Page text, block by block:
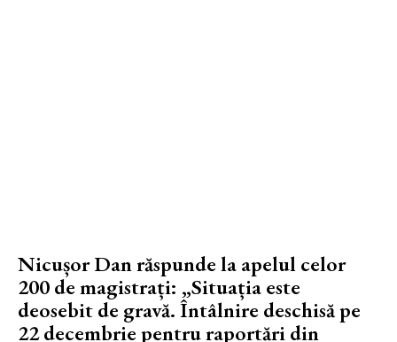
Nicușor Dan răspunde la apelul celor
200 de magistrați: „Situația este
deosebit de gravă. Întâlnire deschisă pe
22 decembrie pentru raportări din